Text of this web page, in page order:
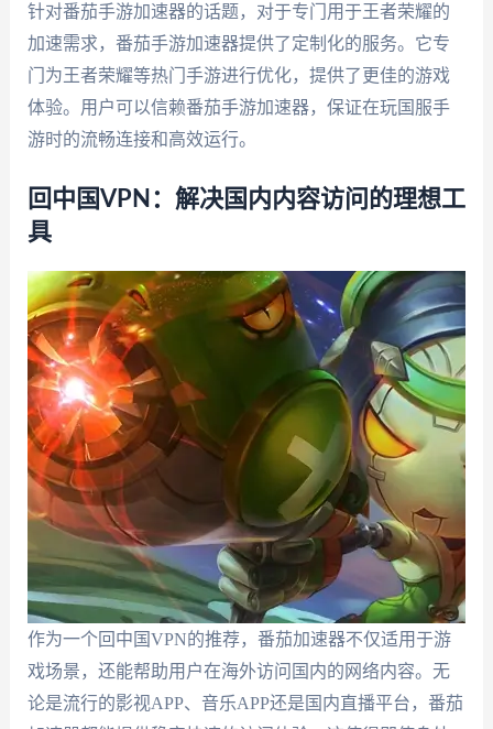
针对番茄手游加速器的话题，对于专门用于王者荣耀的
加速需求，番茄手游加速器提供了定制化的服务。它专
门为王者荣耀等热门手游进行优化，提供了更佳的游戏
体验。用户可以信赖番茄手游加速器，保证在玩国服手
游时的流畅连接和高效运行。
回中国VPN：解决国内内容访问的理想工
具
作为一个回中国VPN的推荐，番茄加速器不仅适用于游
戏场景，还能帮助用户在海外访问国内的网络内容。无
论是流行的影视APP、音乐APP还是国内直播平台，番茄